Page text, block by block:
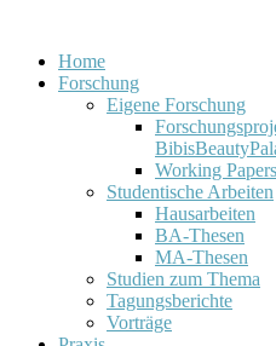
Home
Forschung
Eigene Forschung
Working Papers
Studentische Arbeiten
Hausarbeiten
BA-Thesen
MA-Thesen
Studien zum Thema
Tagungsberichte
Vorträge